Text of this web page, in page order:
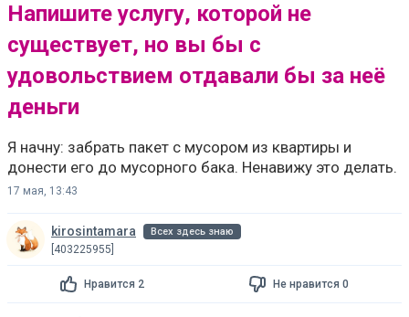
Напишите услугу, которой не
существует, но вы бы с
удовольствием отдавали бы за неё
деньги
Я начну: забрать пакет с мусором из квартиры и
донести его до мусорного бака. Ненавижу это делать.
17 мая, 13:43
kirosintamara Всех здесь знаю
[403225955]
Нравится 2 Не нравится 0